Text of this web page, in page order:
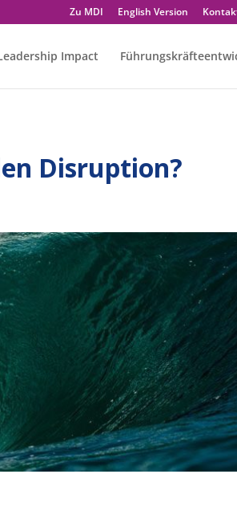
Zu MDI English Version
Impact
Disruption?